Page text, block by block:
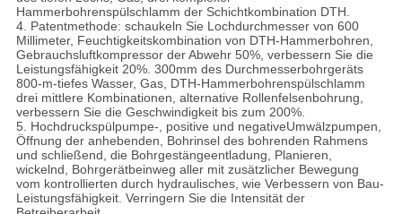
Hammerbohrenspülschlamm der Schichtkombination DTH.
4. Patentmethode: schaukeln Sie Lochdurchmesser von 600
Millimeter, Feuchtigkeitskombination von DTH-Hammerbohren,
Gebrauchsluftkompressor der Abwehr 50%, verbessern Sie die
Leistungsfähigkeit 20%. 300mm des Durchmesserbohrgeräts
800-m-tiefes Wasser, Gas, DTH-Hammerbohrenspülschlamm
drei mittlere Kombinationen, alternative Rollenfelsenbohrung,
verbessern Sie die Geschwindigkeit bis zum 200%.
5. Hochdruckspülpumpe-, positive und negativeUmwälzpumpen,
Öffnung der anhebenden, Bohrinsel des bohrenden Rahmens
und schließend, die Bohrgestängeentladung, Planieren,
wickelnd, Bohrgerätbeinweg aller mit zusätzlicher Bewegung
vom kontrollierten durch hydraulisches, wie Verbessern von Bau-
Leistungsfähigkeit. Verringern Sie die Intensität der